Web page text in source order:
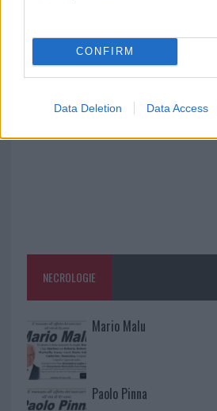
CONFIRM
Data Deletion Data Access
Raid nelle campagne di
la rete elettrica
NECROLOGIE
Mario Malu
Paolo Pinna